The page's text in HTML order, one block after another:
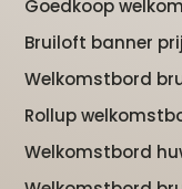
Goedkoop
Bruiloft banner
Welkomstbord
Rollup
Welkomstbord